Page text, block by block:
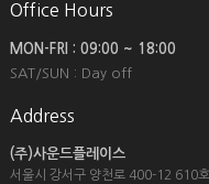
Office Hours
MON-FRI : 09:00 ~ 18:00
SAT/SUN : Day off
Address
(주)사운드플레이스
서울시 강서구 양천로 400-12 610